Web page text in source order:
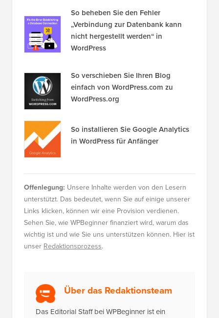
So beheben Sie den Fehler
„Verbindung zur Datenbank kann
nicht hergestellt werden“ in
WordPress
So verschieben Sie Ihren Blog
einfach von WordPress.com zu
WordPress.org
So installieren Sie Google Analytics
in WordPress für Anfänger
Offenlegung: Unsere Inhalte werden von den Lesern
unterstützt. Das bedeutet, wenn Sie auf einige unserer
Links klicken, können wir eine Provision verdienen.
Sehen Sie, wie WPBeginner finanziert wird, warum das
wichtig ist und wie Sie uns unterstützen können. Hier ist
unser Redaktionsprozess.
Über das Redaktionsteam
Das Editorial Staff bei WPBeginner ist ein